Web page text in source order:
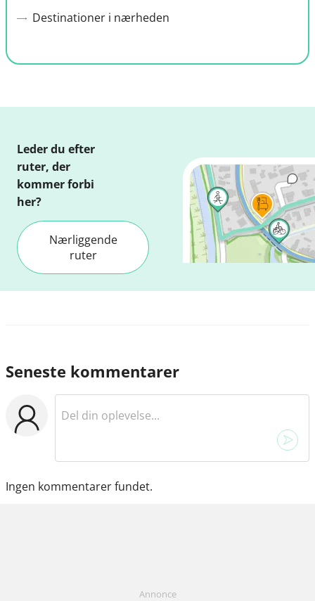
Destinationer i nærheden
Leder du efter
ruter, der
kommer forbi
her?
Nærliggende
ruter
Seneste kommentarer
Ingen kommentarer fundet.
Annonce